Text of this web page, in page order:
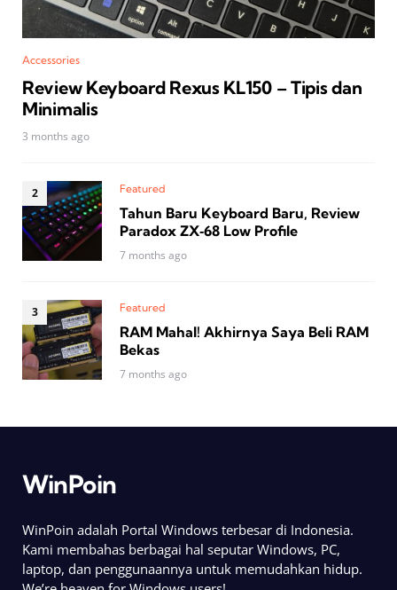
Accessories
Review Keyboard Rexus KL150 – Tipis dan
Minimalis
3 months ago
Featured
Tahun Baru Keyboard Baru, Review
Paradox ZX‑68 Low Profile
7 months ago
Featured
RAM Mahal! Akhirnya Saya Beli RAM
Bekas
7 months ago
WinPoin
WinPoin adalah Portal Windows terbesar di Indonesia.
Kami membahas berbagai hal seputar Windows, PC,
laptop, dan penggunaannya untuk memudahkan hidup.